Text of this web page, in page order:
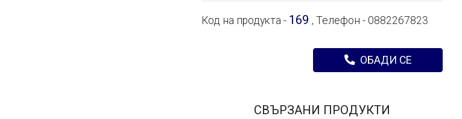
Код на продукта - 169 , Телефон - 0882267823
ОБАДИ СЕ
СВЪРЗАНИ ПРОДУКТИ